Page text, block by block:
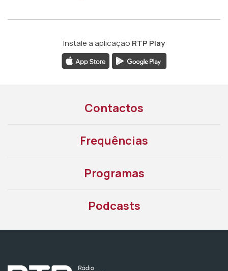
Instale a aplicação RTP Play
Contactos
Frequências
Programas
Podcasts